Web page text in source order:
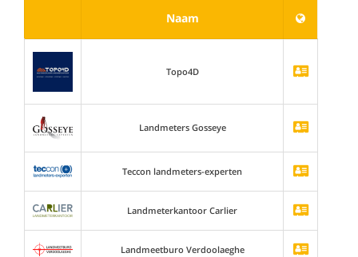
Naam
Topo4D
Landmeters Gosseye
Teccon landmeters-experten
Landmeterkantoor Carlier
Landmeetburo Verdoolaeghe